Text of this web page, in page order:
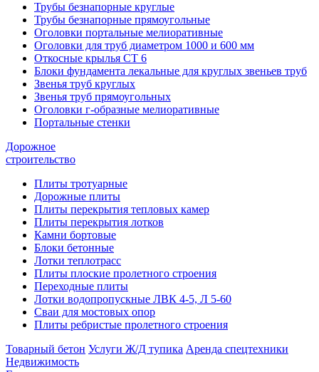
Трубы безнапорные круглые
Трубы безнапорные прямоугольные
Оголовки портальные мелиоративные
Оголовки для труб диаметром 1000 и 600 мм
Откосные крылья СТ 6
Блоки фундамента лекальные для круглых звеньев труб
Звенья труб круглых
Звенья труб прямоугольных
Оголовки г-образные мелиоративные
Портальные стенки
Дорожное
строительство
Плиты тротуарные
Дорожные плиты
Плиты перекрытия тепловых камер
Плиты перекрытия лотков
Камни бортовые
Блоки бетонные
Лотки теплотрасс
Плиты плоские пролетного строения
Переходные плиты
Лотки водопропускные ЛВК 4-5, Л 5-60
Сваи для мостовых опор
Плиты ребристые пролетного строения
Товарный бетон Услуги Ж/Д тупика Аренда спецтехники
Недвижимость